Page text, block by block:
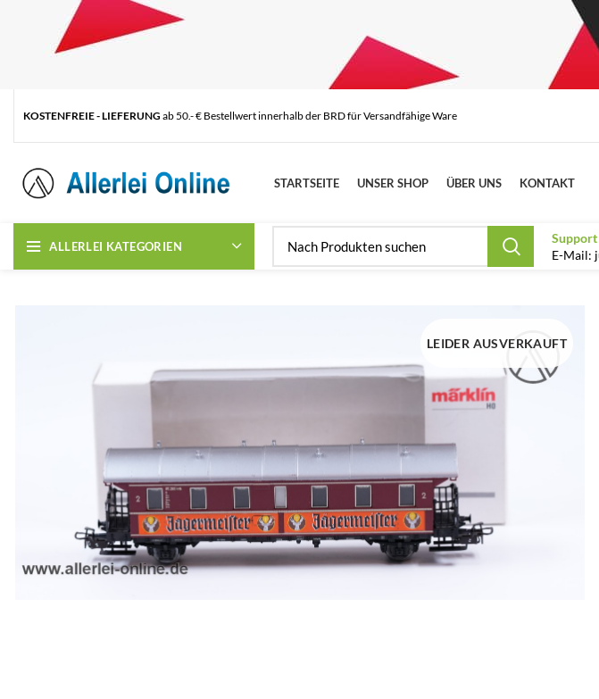
KOSTENFREIE - LIEFERUNG ab 50.- € Bestellwert innerhalb der BRD für Versandfähige Ware
STARTSEITE UNSER SHOP ÜBER UNS KONTAKT
ALLERLEI KATEGORIEN
E-Mail:
LEIDER AUSVERKAUFT